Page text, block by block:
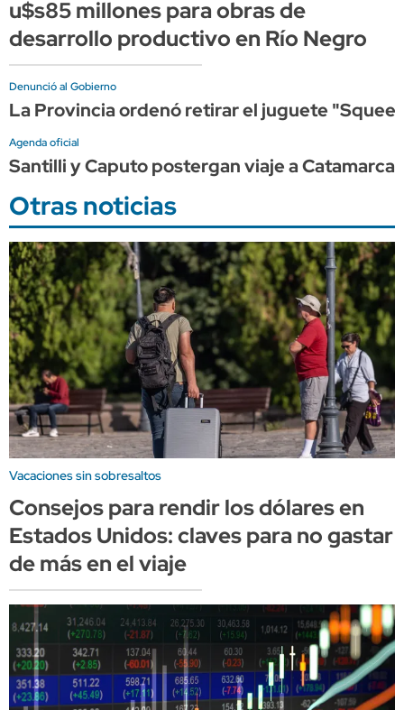
u$s85 millones para obras de
desarrollo productivo en Río Negro
Denunció al Gobierno
La Provincia ordenó retirar el juguete
Agenda oficial
Santilli y Caputo postergan viaje a
Otras noticias
Vacaciones sin sobresaltos
Consejos para rendir los dólares en
Estados Unidos: claves para no gastar
de más en el viaje